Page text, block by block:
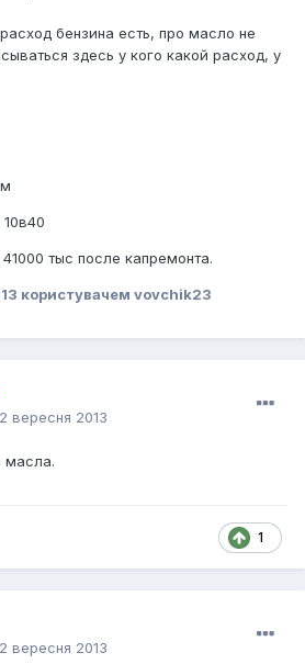
бензина есть, про масло не
здесь у кого какой расход, у
тыс после капремонта.
користувачем vovchik23
вересня 2013
масла.
1
вересня 2013